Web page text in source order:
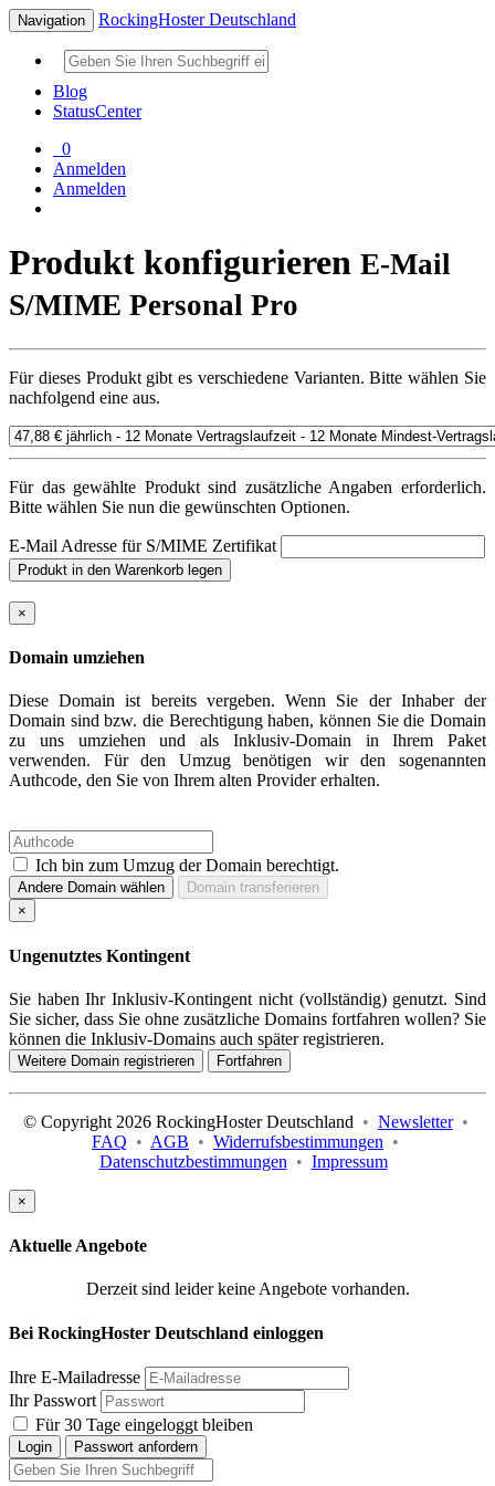
Navigation RockingHoster Deutschland
Blog
StatusCenter
0
Anmelden
Anmelden
Produkt konfigurieren E-Mail
S/MIME Personal Pro
Für dieses Produkt gibt es verschiedene Varianten. Bitte wählen Sie
nachfolgend eine aus.
Für das gewählte Produkt sind zusätzliche Angaben erforderlich.
Bitte wählen Sie nun die gewünschten Optionen.
E-Mail Adresse für S/MIME Zertifikat
×
Domain umziehen
Diese Domain ist bereits vergeben. Wenn Sie der Inhaber der
Domain sind bzw. die Berechtigung haben, können Sie die Domain
zu uns umziehen und als Inklusiv-Domain in Ihrem Paket
verwenden. Für den Umzug benötigen wir den sogenannten
Authcode, den Sie von Ihrem alten Provider erhalten.
Ich bin zum Umzug der Domain berechtigt.
Andere Domain wählen
Domain transferieren
×
Ungenutztes Kontingent
Sie haben Ihr Inklusiv-Kontingent nicht (vollständig) genutzt. Sind
Sie sicher, dass Sie ohne zusätzliche Domains fortfahren wollen? Sie
können die Inklusiv-Domains auch später registrieren.
Weitere Domain registrieren Fortfahren
© Copyright 2026 RockingHoster Deutschland • Newsletter •
FAQ • AGB • Widerrufsbestimmungen •
Datenschutzbestimmungen • Impressum
×
Aktuelle Angebote
Derzeit sind leider keine Angebote vorhanden.
Bei RockingHoster Deutschland einloggen
Ihre E-Mailadresse
Ihr Passwort
Für 30 Tage eingeloggt bleiben
Login Passwort anfordern